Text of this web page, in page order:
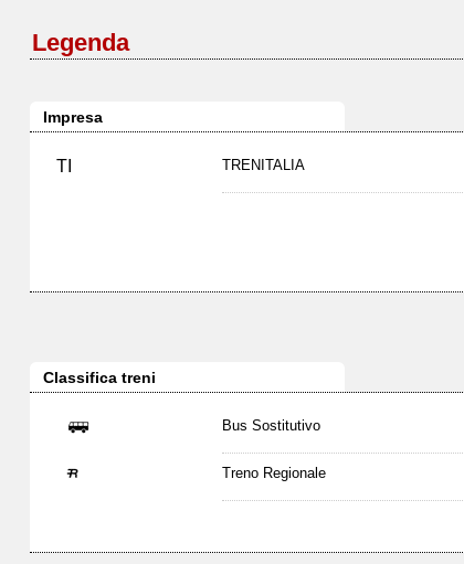
Legenda
Impresa
TI TRENITALIA
Classifica treni
Bus Sostitutivo
Treno Regionale